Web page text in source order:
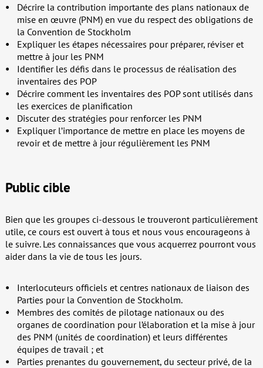
Décrire la contribution importante des plans nationaux de
mise en œuvre (PNM) en vue du respect des obligations de
la Convention de Stockholm
Expliquer les étapes nécessaires pour préparer, réviser et
mettre à jour les PNM
Identifier les défis dans le processus de réalisation des
inventaires des POP
Décrire comment les inventaires des POP sont utilisés dans
les exercices de planification
Discuter des stratégies pour renforcer les PNM
Expliquer l’importance de mettre en place les moyens de
revoir et de mettre à jour régulièrement les PNM
Public cible
Bien que les groupes ci-dessous le trouveront particulièrement
utile, ce cours est ouvert à tous et nous vous encourageons à
le suivre. Les connaissances que vous acquerrez pourront vous
aider dans la vie de tous les jours.
Interlocuteurs officiels et centres nationaux de liaison des
Parties pour la Convention de Stockholm.
Membres des comités de pilotage nationaux ou des
organes de coordination pour l’élaboration et la mise à jour
des PNM (unités de coordination) et leurs différentes
équipes de travail ; et
Parties prenantes du gouvernement, du secteur privé, de la